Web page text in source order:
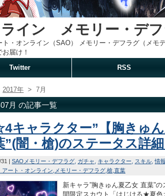
イン メモリー・デフ
・オンライン（SAO） メモリー・デフラグ（メ
届け！
Twitter RSS
2017年 > 7月
月 の記事一覧
キャラクター”【胸きゅん
”(闇・槍)のステータス詳細
SAOメモリー・デフラグ ガチャ キャラクター スキル 情報
アート・オンライン メモリー・デフラグ 槍 直葉
新キャラ”胸きゅん夏乙女 直葉”
間限定スカウト「はじける★夏色